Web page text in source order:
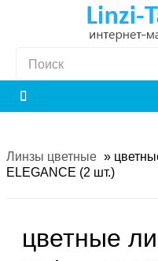
Линзы цветные »
ELEGANCE (2 шт.)
цветные